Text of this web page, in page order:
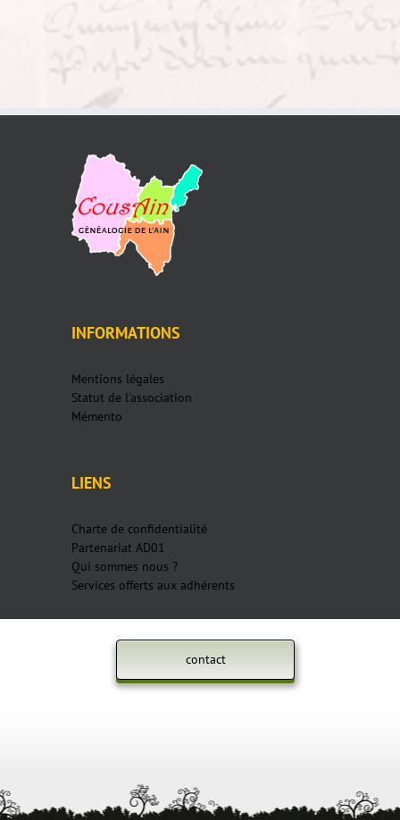
INFORMATIONS
Mentions légales
Statut de l'association
Mémento
LIENS
Charte de confidentialité
Partenariat AD01
Qui sommes nous ?
Services offerts aux adhérents
contact